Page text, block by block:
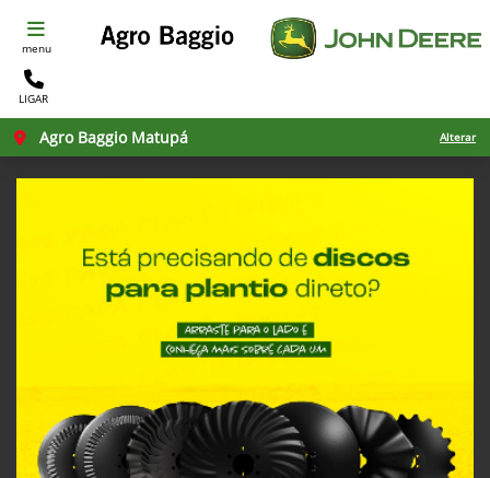
menu
LIGAR
Agro Baggio Matupá Alterar